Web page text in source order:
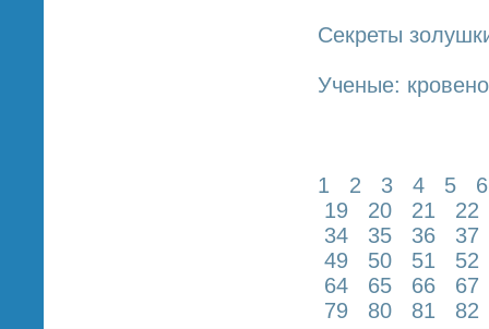
Секреты
Ученые:
1 2 3 4 5
6
19
20 21
22
34
35 36
37
49
50 51
52
64
65 66
67
79
80 81 82